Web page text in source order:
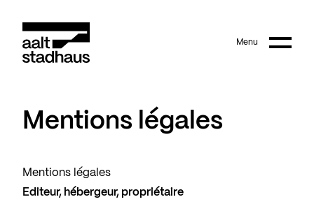
Main content Menu
Mentions légales
Mentions légales
Editeur, hébergeur, propriétaire